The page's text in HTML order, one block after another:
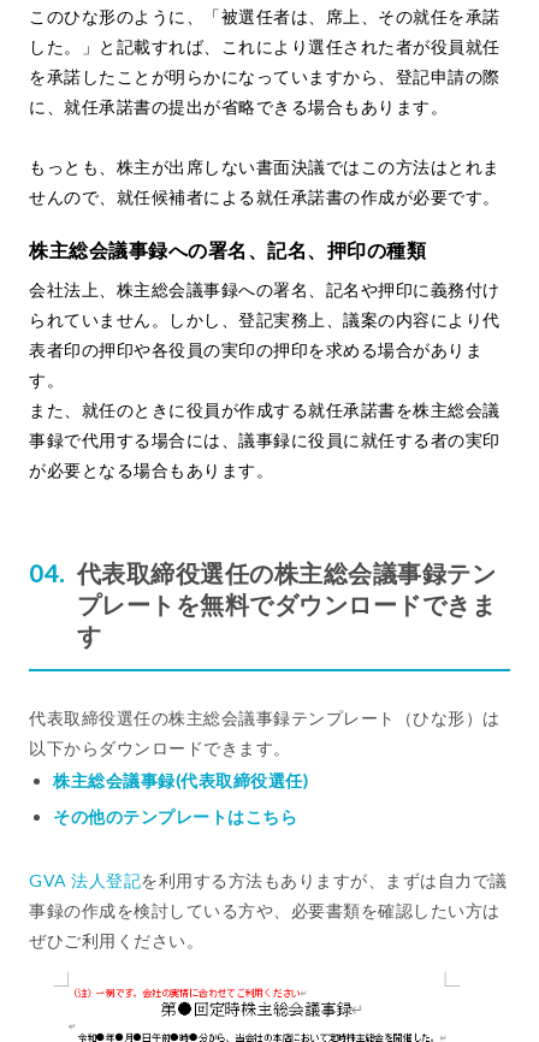
このひな形のように、「被選任者は、席上、その就任を承諾
した。」と記載すれば、これにより選任された者が役員就任
を承諾したことが明らかになっていますから、登記申請の際
に、就任承諾書の提出が省略できる場合もあります。
もっとも、株主が出席しない書面決議ではこの方法はとれま
せんので、就任候補者による就任承諾書の作成が必要です。
株主総会議事録への署名、記名、押印の種類
会社法上、株主総会議事録への署名、記名や押印に義務付け
られていません。しかし、登記実務上、議案の内容により代
表者印の押印や各役員の実印の押印を求める場合がありま
す。
また、就任のときに役員が作成する就任承諾書を株主総会議
事録で代用する場合には、議事録に役員に就任する者の実印
が必要となる場合もあります。
代表取締役選任の株主総会議事録テン
プレートを無料でダウンロードできま
す
代表取締役選任の株主総会議事録テンプレート（ひな形）は
以下からダウンロードできます。
株主総会議事録(代表取締役選任)
その他のテンプレートはこちら
GVA 法人登記を利用する方法もありますが、まずは自力で議
事録の作成を検討している方や、必要書類を確認したい方は
ぜひご利用ください。